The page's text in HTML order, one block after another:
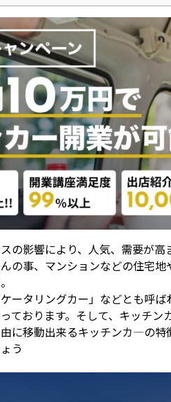
の影響により、人気、需要が
の事、マンションなどの住宅
ケータリングカー」などとも呼
ております。そして、キッチ
に移動出来るキッチンカ―の
う